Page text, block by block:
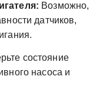
Возможно,
датчиков,
состояние
насоса и